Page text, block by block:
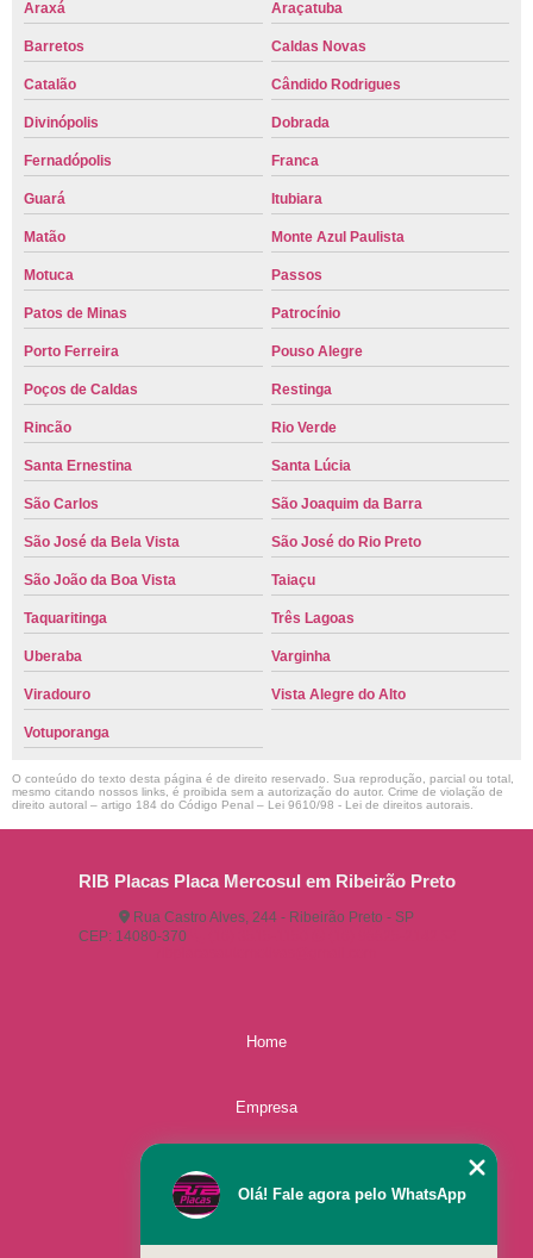
Araxá Araçatuba
Barretos Caldas Novas
Catalão Cândido Rodrigues
Divinópolis Dobrada
Fernadópolis Franca
Guará Itubiara
Matão Monte Azul Paulista
Motuca Passos
Patos de Minas Patrocínio
Porto Ferreira Pouso Alegre
Poços de Caldas Restinga
Rincão Rio Verde
Santa Ernestina Santa Lúcia
São Carlos São Joaquim da Barra
São José da Bela Vista São José do Rio Preto
São João da Boa Vista Taiaçu
Taquaritinga Três Lagoas
Uberaba Varginha
Viradouro Vista Alegre do Alto
Votuporanga
O conteúdo do texto desta página é de direito reservado. Sua reprodução, parcial ou total,
mesmo citando nossos links, é proibida sem a autorização do autor. Crime de violação de
direito autoral – artigo 184 do Código Penal – Lei 9610/98 - Lei de direitos autorais
RIB Placas Placa Mercosul em Ribeirão Preto
Rua Castro Alves, 244 - Ribeirão Preto - SP
CEP: 14080-370
Home
Empresa
Olá! Fale agora pelo WhatsApp